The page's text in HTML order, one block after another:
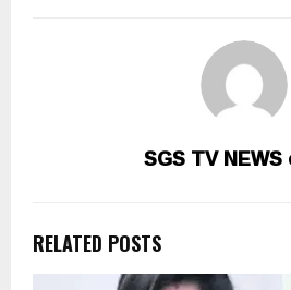
SGS TV
RELATED POSTS